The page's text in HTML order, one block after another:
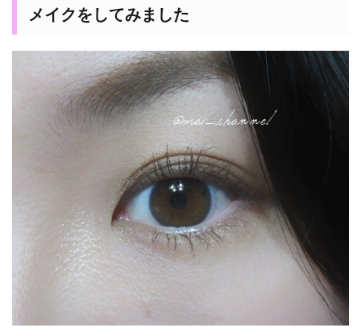
メイクをしてみました